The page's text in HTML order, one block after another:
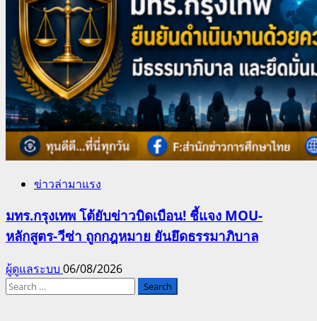
ข่าวล่ามาแรง
มทร.กรุงเทพ โต้ยับข่าวบิดเบือน! ชี้แจง MOU-
หลักสูตร-วีซ่า ถูกกฎหมาย ยันยึดธรรมาภิบาล
ผู้ดูแลระบบ 06/08/2026
Search